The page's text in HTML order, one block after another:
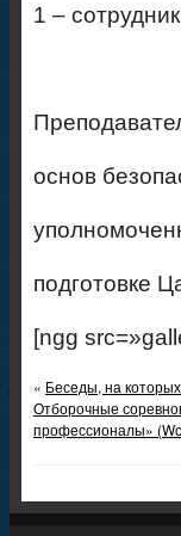
1 –
основ
подготовке
[ngg
« Беседы, на
Отборочные
профессионалы»